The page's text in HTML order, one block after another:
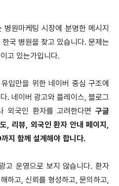
원마케팅 시장에 분명한 메시지
국 병원을 찾고 있습니다. 문제는
고 있는가입니다.
입만을 위한 네이버 중심 구조에
. 네이버 광고와 플레이스, 블로그
외국인 환자를 고려한다면 구글
, 리뷰, 외국인 환자 안내 페이지,
지 함께 설계해야 합니다.
고 운영으로 보지 않습니다. 환자
하고, 신뢰를 형성하고, 문의하고,